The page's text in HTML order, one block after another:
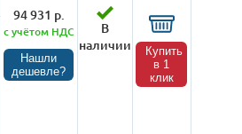
94 931 р.
с учётом НДС
Нашли
дешевле?
В
наличии
Купить
в 1
клик